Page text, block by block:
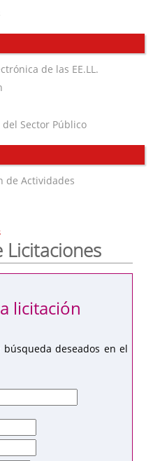
de las EE.LL.
Sector Público
de Actividades
Licitaciones
deseados en el
licitación